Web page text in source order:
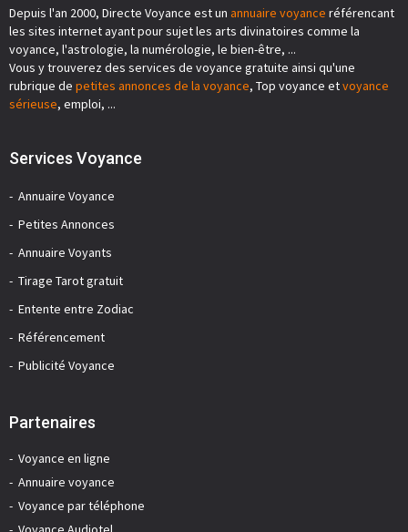
Depuis l'an 2000, Directe Voyance est un annuaire voyance référencant
les sites internet ayant pour sujet les arts divinatoires comme la
voyance, l'astrologie, la numérologie, le bien-être, ...
Vous y trouverez des services de voyance gratuite ainsi qu'une
rubrique de petites annonces de la voyance, Top voyance etvoyance
sérieuse, emploi, ...
Services Voyance
Annuaire Voyance
Petites Annonces
Annuaire Voyants
Tirage Tarot gratuit
Entente entre Zodiac
Référencement
Publicité Voyance
Partenaires
Voyance en ligne
Annuaire voyance
Voyance par téléphone